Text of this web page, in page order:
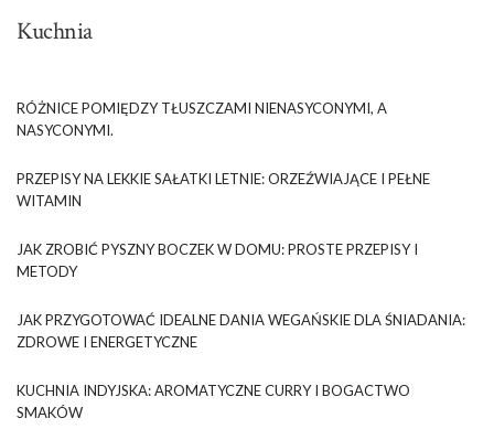
Kuchnia
RÓŻNICE POMIĘDZY TŁUSZCZAMI NIENASYCONYMI, A
NASYCONYMI.
PRZEPISY NA LEKKIE SAŁATKI LETNIE: ORZEŹWIAJĄCE I PEŁNE
WITAMIN
JAK ZROBIĆ PYSZNY BOCZEK W DOMU: PROSTE PRZEPISY I
METODY
JAK PRZYGOTOWAĆ IDEALNE DANIA WEGAŃSKIE DLA ŚNIADANIA:
ZDROWE I ENERGETYCZNE
KUCHNIA INDYJSKA: AROMATYCZNE CURRY I BOGACTWO
SMAKÓW